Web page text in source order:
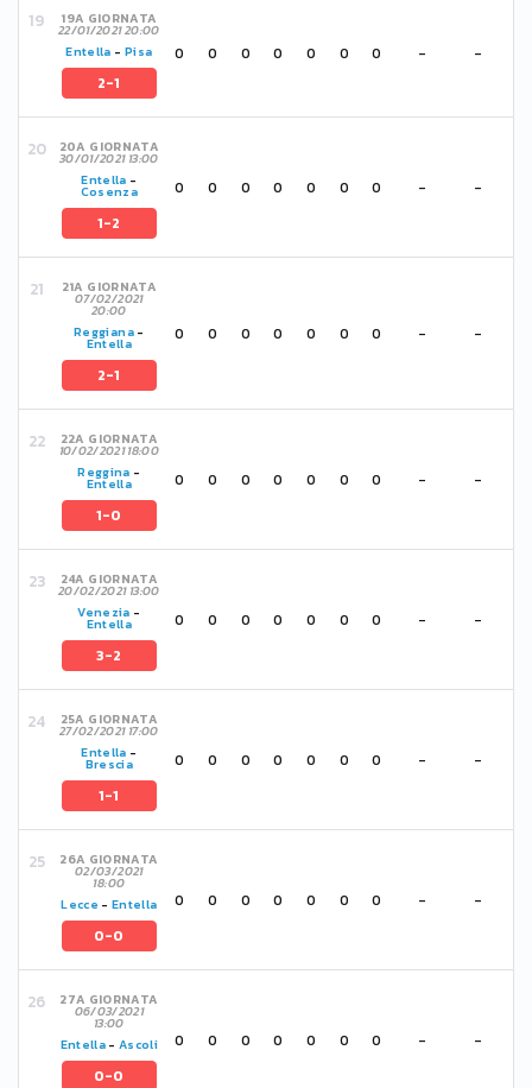
19A GIORNATA
22/01/2021 20:00
Entella - Pisa
2-1
0 0 0 0 0 0 0 - -
20A GIORNATA
30/01/2021 13:00
Entella -
Cosenza
1-2
0 0 0 0 0 0 0 - -
21A GIORNATA
07/02/2021
20:00
Reggiana-
Entella
2-1
0 0 0 0 0 0 0 - -
22A GIORNATA
10/02/2021 18:00
Reggina -
Entella
1-0
0 0 0 0 0 0 0 - -
24A GIORNATA
20/02/2021 13:00
Venezia -
Entella
3-2
0 0 0 0 0 0 0 - -
25A GIORNATA
27/02/2021 17:00
Entella -
Brescia
1-1
0 0 0 0 0 0 0 - -
26A GIORNATA
02/03/2021
18:00
Lecce -Entella
0-0
0 0 0 0 0 0 0 - -
27A GIORNATA
06/03/2021
13:00
Entella-Ascoli
0-0
0 0 0 0 0 0 0 - -